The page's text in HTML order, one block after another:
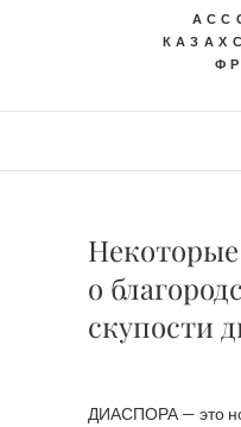
о
скупости
ДИАСПОРА — это нормальное явление в